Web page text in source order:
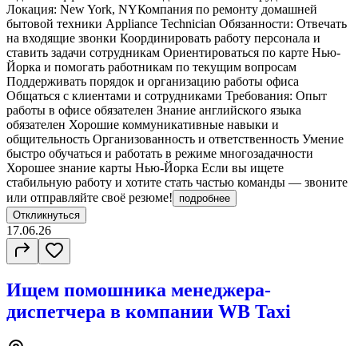
Локация: New York, NYКомпания по ремонту домашней
бытовой техники Appliance Technician Обязанности: Отвечать
на входящие звонки Координировать работу персонала и
ставить задачи сотрудникам Ориентироваться по карте Нью-
Йорка и помогать работникам по текущим вопросам
Поддерживать порядок и организацию работы офиса
Общаться с клиентами и сотрудниками Требования: Опыт
работы в офисе обязателен Знание английского языка
обязателен Хорошие коммуникативные навыки и
общительность Организованность и ответственность Умение
быстро обучаться и работать в режиме многозадачности
Хорошее знание карты Нью-Йорка Если вы ищете
стабильную работу и хотите стать частью команды — звоните
или отправляйте своё резюме!
подробнее
Откликнуться
17.06.26
Ищем помошника менеджера-
диспетчера в компании WB Taxi